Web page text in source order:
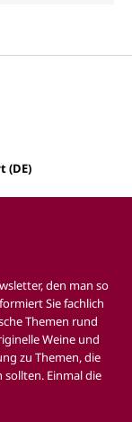
(DE)
den man so
Sie fachlich
Themen rund
Weine und
zu Themen, die
Einmal die